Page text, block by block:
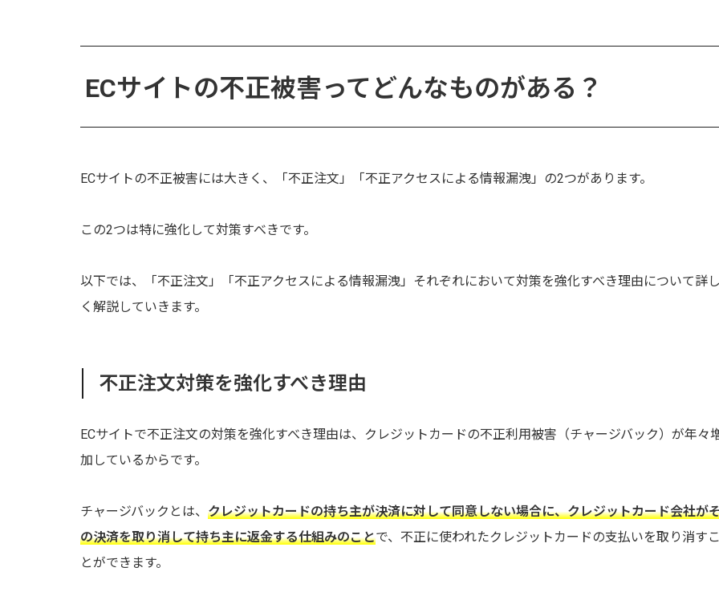
ECサイトの不正被害ってどんなものがある？
ECサイトの不正被害には大きく、「不正注文」「不正アクセスによる情報漏洩」の2つがあります。
この2つは特に強化して対策すべきです。
以下では、「不正注文」「不正アクセスによる情報漏洩」それぞれにおいて対策を強化すべき理由について詳
く解説していきます。
不正注文対策を強化すべき理由
ECサイトで不正注文の対策を強化すべき理由は、クレジットカードの不正利用被害（チャージバック）が年々
加しているからです。
チャージバックとは、 クレジットカードの持ち主が決済に対して同意しない場合に、クレジットカード会社が
の決済を取り消して持ち主に返金する仕組みのことで、不正に使われたクレジットカードの支払いを取り消す
とができます。